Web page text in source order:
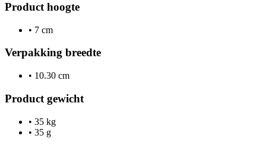
Product hoogte
• 7 cm
Verpakking breedte
• 10.30 cm
Product gewicht
• 35 kg
• 35 g